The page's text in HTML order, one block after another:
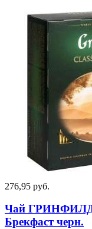
276,95 руб.
Чай ГРИНФИЛД
Брекфаст черн.